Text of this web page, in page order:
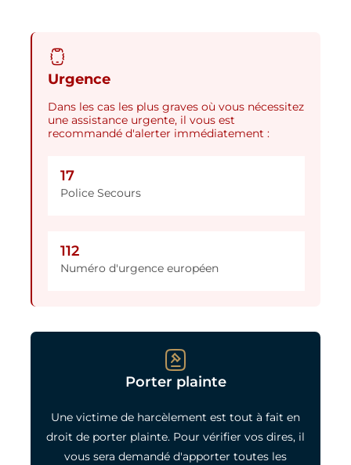
Urgence
Dans les cas les plus graves où vous nécessitez
une assistance urgente, il vous est
recommandé d'alerter immédiatement :
17
Police Secours
112
Numéro d'urgence européen
Porter plainte
Une victime de harcèlement est tout à fait en
droit de porter plainte. Pour vérifier vos dires, il
vous sera demandé d'apporter toutes les